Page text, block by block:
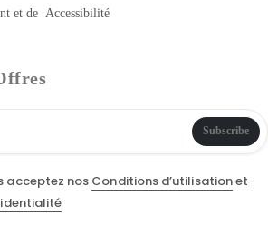
et de Accessibilité
Subscribe
acceptez nos Conditions d’utilisationet